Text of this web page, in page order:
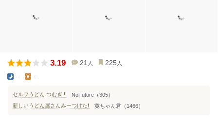
3.19 21 人 225 人
- -
セルフうどん つむぎ !!
NoFuture（305）
新しいうどん屋さんみーつけた❗️
寛ちゃん君（1466）